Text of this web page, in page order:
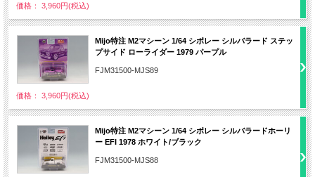
価格： 3,960円(税込)
Mijo特注 M2マシーン 1/64 シボレー シルバラード ステッ
プサイド ローライダー 1979 パープル
FJM31500-MJS89
価格： 3,960円(税込)
Mijo特注 M2マシーン 1/64 シボレー シルバラードホーリ
ー EFI 1978 ホワイト/ブラック
FJM31500-MJS88